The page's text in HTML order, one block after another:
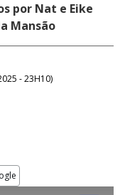
por Nat e Eike
Mansão
- 23H10)